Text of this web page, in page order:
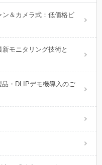
ン＆カメラ式：低価格ビ
新モニタリング技術と
品・DLIPデモ機導入のご